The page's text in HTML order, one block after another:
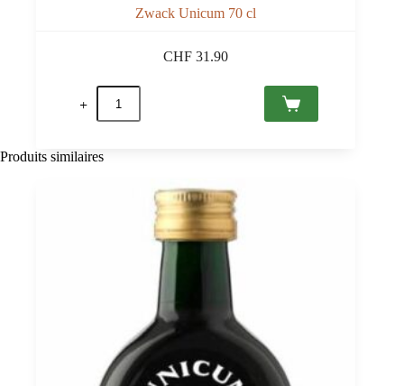
Zwack Unicum 70 cl
CHF 31.90
quantité
Zwack
70
Produits similaires